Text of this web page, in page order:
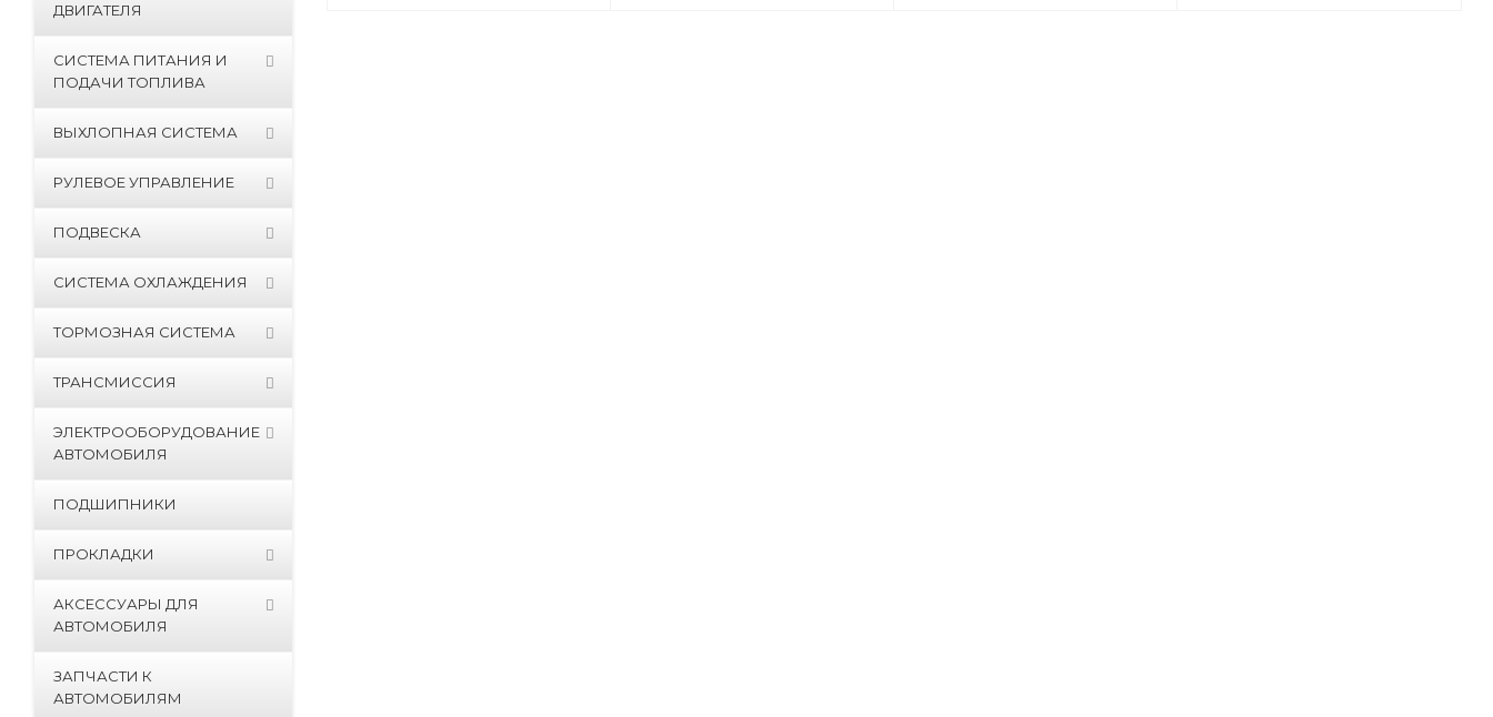
ДВИГАТЕЛЯ
СИСТЕМА ПИТАНИЯ И
ПОДАЧИ ТОПЛИВА
ВЫХЛОПНАЯ СИСТЕМА
РУЛЕВОЕ УПРАВЛЕНИЕ
ПОДВЕСКА
СИСТЕМА ОХЛАЖДЕНИЯ
ТОРМОЗНАЯ СИСТЕМА
ТРАНСМИССИЯ
ЭЛЕКТРООБОРУДОВАНИЕ
АВТОМОБИЛЯ
ПОДШИПНИКИ
ПРОКЛАДКИ
АКСЕССУАРЫ ДЛЯ
АВТОМОБИЛЯ
ЗАПЧАСТИ К
АВТОМОБИЛЯМ